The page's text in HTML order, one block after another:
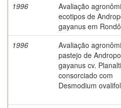
1996
Avaliação
ecotipos de
gayanus em
1996
Avaliação
pastejo de
gayanus cv.
consorciado com
Desmodium